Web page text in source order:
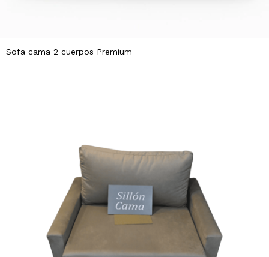
Sofa cama 2 cuerpos Premium